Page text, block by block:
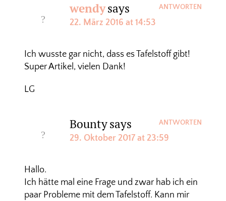
wendysays
22. März 2016 at 14:53
Ich wusste gar nicht, dass es Tafelstoff gibt!
Super Artikel, vielen Dank!
LG
ANTWORTEN
Bountysays
29. Oktober 2017 at 23:59
Hallo.
Ich hätte mal eine Frage und zwar hab ich ein
paar Probleme mit dem Tafelstoff. Kann mir
ANTWORTEN